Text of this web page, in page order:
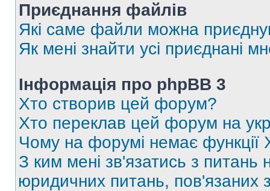
Приєднання файлів
Які саме файли можна
Як мені знайти усі приєднані
Інформація про phpBB 3
Хто створив цей форум?
Хто переклав цей форум на
Чому на форумі немає функції
З ким мені зв'язатись з питань
юридичних питань,